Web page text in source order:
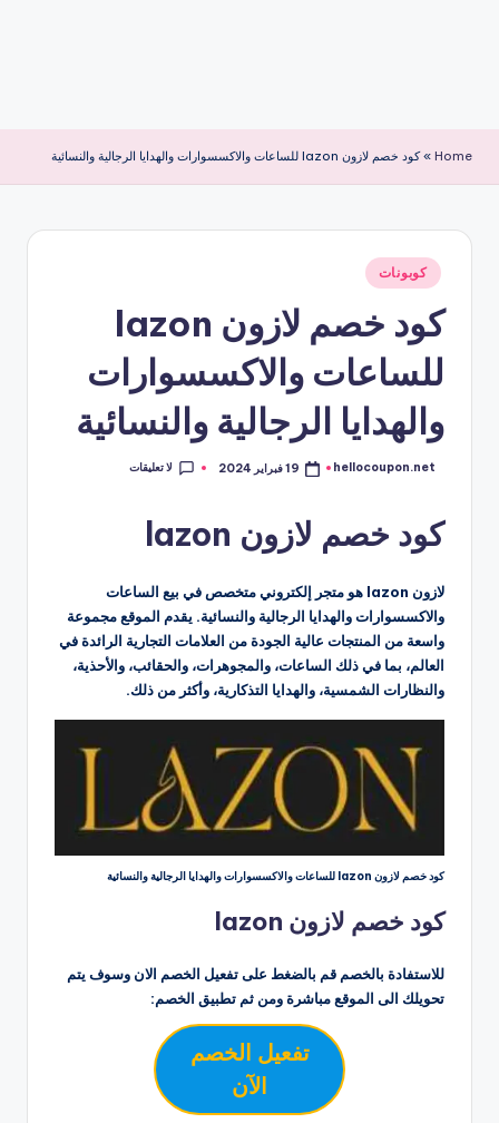
Home
»كود خصم لازون lazon للساعات والاكسسوارات والهدايا الرجالية والنسائية
نُشر
في
كوبونات
كود خصم لازون lazon
للساعات والاكسسوارات
والهدايا الرجالية والنسائية
تمّ
hellocoupon.net 19 فبراير 2024 لا تعليقات
كود خصم لازون lazon
لازون lazon هو متجر إلكتروني متخصص في بيع الساعات
والاكسسوارات والهدايا الرجالية والنسائية. يقدم الموقع مجموعة
واسعة من المنتجات عالية الجودة من العلامات التجارية الرائدة في
العالم، بما في ذلك الساعات، والمجوهرات، والحقائب، والأحذية،
والنظارات الشمسية، والهدايا التذكارية، وأكثر من ذلك.
كود خصم لازون lazon للساعات والاكسسوارات والهدايا الرجالية والنسائية
كود خصم لازون lazon
للاستفادة بالخصم قم بالضغط على تفعيل الخصم الان وسوف يتم
تحويلك الى الموقع مباشرة ومن ثم تطبيق الخصم:
تفعيل الخصم
الآن